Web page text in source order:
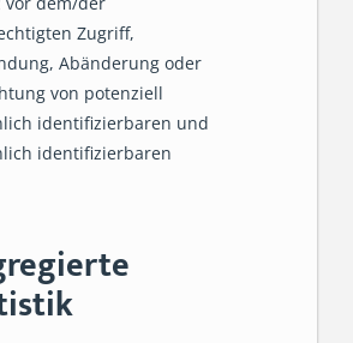
Zugriff,
Abänderung oder
von potenziell
identifizierbaren und
identifizierbaren